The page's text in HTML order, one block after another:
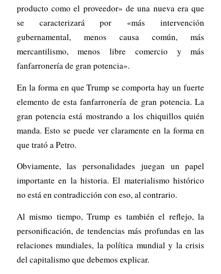
producto como el proveedor» de una nueva era que
se caracterizará por «más intervención
gubernamental, menos causa común, más
mercantilismo, menos libre comercio y más
fanfarronería de gran potencia».
En la forma en que Trump se comporta hay un fuerte
elemento de esta fanfarronería de gran potencia. La
gran potencia está mostrando a los chiquillos quién
manda. Esto se puede ver claramente en la forma en
que trató a Petro.
Obviamente, las personalidades juegan un papel
importante en la historia. El materialismo histórico
no está en contradicción con eso, al contrario.
Al mismo tiempo, Trump es también el reflejo, la
personificación, de tendencias más profundas en las
relaciones mundiales, la política mundial y la crisis
del capitalismo que debemos explicar.